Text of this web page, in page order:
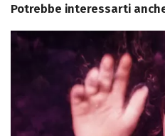
Potrebbe interessarti